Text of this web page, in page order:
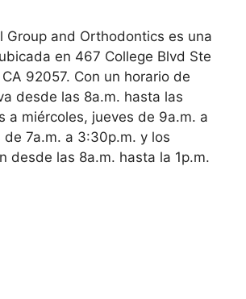
Group and Orthodontics es una
en 467 College Blvd Ste
92057. Con un horario de
desde las 8a.m. hasta las
a miércoles, jueves de 9a.m. a
de 7a.m. a 3:30p.m. y los
desde las 8a.m. hasta la 1p.m.